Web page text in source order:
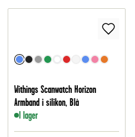
Withings Scanwatch Horizon
Armband i silikon, Blå
I lager